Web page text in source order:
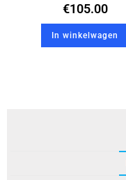
€105.00
In winkelwagen